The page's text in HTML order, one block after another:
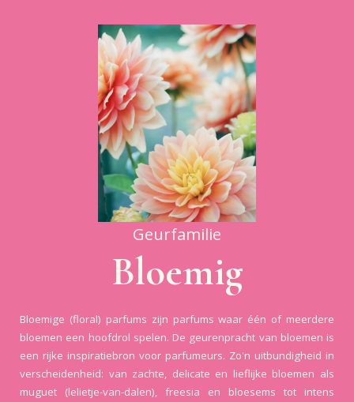
Geurfamilie
Bloemig
Bloemige (floral) parfums zijn parfums waar één of meerdere
bloemen een hoofdrol spelen. De geurenpracht van bloemen is
een rijke inspiratiebron voor parfumeurs. Zo'n uitbundigheid in
verscheidenheid: van zachte, delicate en lieflijke bloemen als
muguet (lelietje-van-dalen), freesia en bloesems tot intens